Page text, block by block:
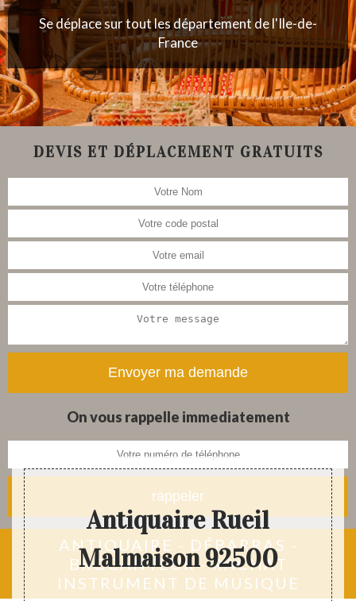
Se déplace sur tout les département de l'Ile-de-
France
DEVIS ET DÉPLACEMENT GRATUITS
On vous rappelle immediatement
ANTIQUAIRE - DÉBARRAS -
BROCANTEUR - RACHAT
INSTRUMENT DE MUSIQUE
restauration de meubles, tableau,
tapis et objets anciens
Antiquaire Rueil
Malmaison 92500